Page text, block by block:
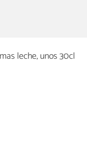
leche, unos 30cl